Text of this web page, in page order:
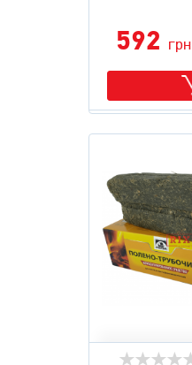
592 грн
Розфасовка: .